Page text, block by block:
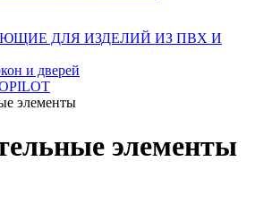
ДЛЯ ИЗДЕЛИЙ ИЗ ПВХ И
и дверей
элементы
элементы